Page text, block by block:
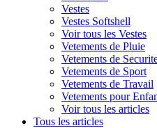
Vestes
Vestes Softshell
Voir tous les Vestes
Vetements de Pluie
Vetements de
Vetements de Sport
Vetements de Travail
Vetements pour
Voir tous les articles
Tous les articles